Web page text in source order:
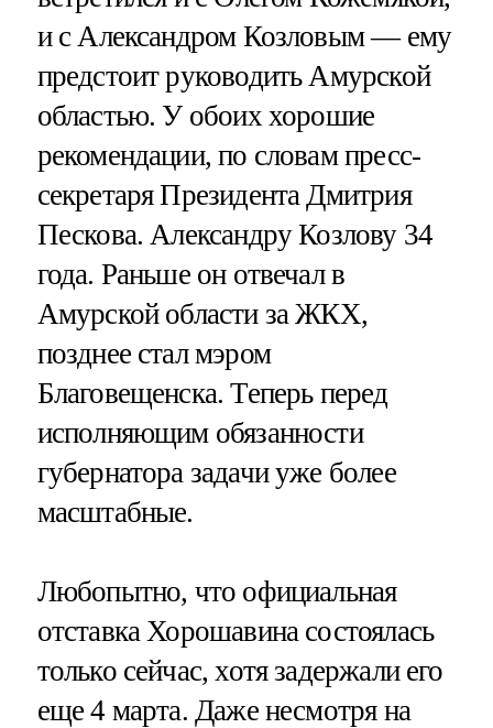
и с Александром Козловым — ему
предстоит руководить Амурской
областью. У обоих хорошие
рекомендации, по словам пресс-
секретаря Президента Дмитрия
Пескова. Александру Козлову 34
года. Раньше он отвечал в
Амурской области за ЖКХ,
позднее стал мэром
Благовещенска. Теперь перед
исполняющим обязанности
губернатора задачи уже более
масштабные.
Любопытно, что официальная
отставка Хорошавина состоялась
только сейчас, хотя задержали его
еще 4 марта. Даже несмотря на